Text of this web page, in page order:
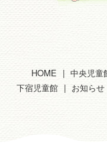
HOME 中央児童
下宿児童館
お知らせ